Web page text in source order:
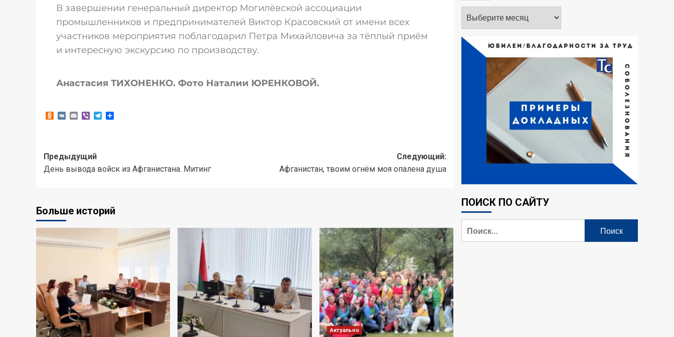
В завершении генеральный директор Могилёвской ассоциации
промышленников и предпринимателей Виктор Красовский от имени всех
участников мероприятия поблагодарил Петра Михайловича за тёплый приём
и интересную экскурсию по производству.
Анастасия ТИХОНЕНКО. Фото Наталии ЮРЕНКОВОЙ.
Odnoklassniki
VK EmailViberTelegram
Предыдущий
День вывода войск из Афганистана. Митинг
Следующий:
Афганистан, твоим огнём моя опалена душа
Больше историй
Актуально
ПОИСК ПО САЙТУ